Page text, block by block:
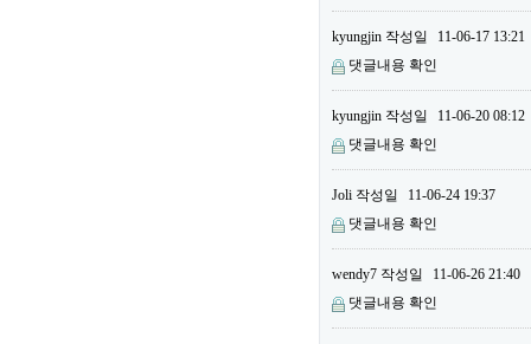
kyungjin 작성일
11-06-17 13:21
댓글내용 확인
kyungjin 작성일
11-06-20 08:12
댓글내용 확인
Joli 작성일
11-06-24 19:37
댓글내용 확인
wendy7 작성일
11-06-26 21:40
댓글내용 확인